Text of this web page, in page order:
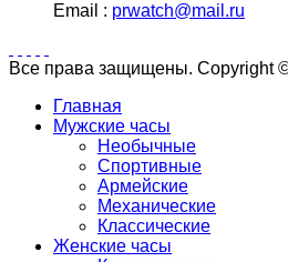
Email : prwatch@mail.ru
Все права защищены. Copyright
Главная
Мужские часы
Необычные
Спортивные
Армейские
Механические
Классические
Женские часы